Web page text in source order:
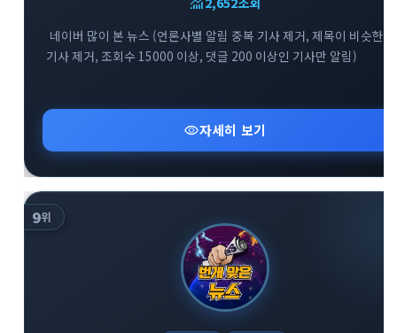
네이버 많이 본 뉴스 (언론사별 알림 중복 기사 제거, 제목이 비슷한
기사 제거, 조회수 15000 이상, 댓글 200 이상인 기사만 알림)
visibility자세히 보기
9위